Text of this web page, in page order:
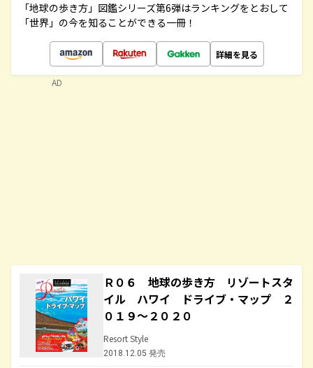
「地球の歩き方」図鑑シリーズ第6弾はランキングをとおして
「世界」の今を知ることができる一冊！
詳細を見る
Ｒ０６ 地球の歩き方 リゾートスタ
イル ハワイ ドライブ・マップ ２
０１９～２０２０
Resort Style
2018.12.05 発売
AD